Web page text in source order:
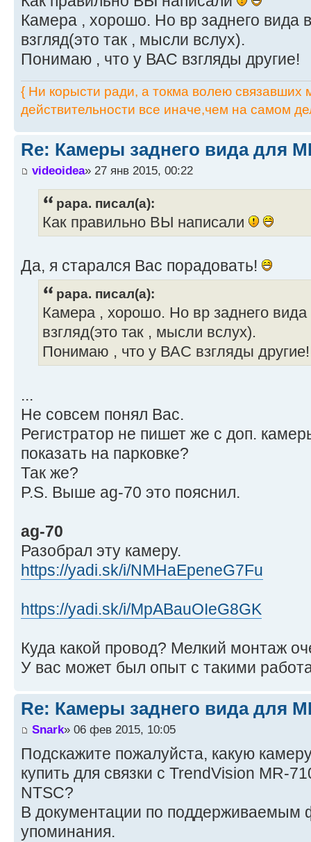
Камера , хорошо. Но вр заднего вида
взгляд(это так , мысли вслух).
Понимаю , что у ВАС взгляды другие!
{ Ни корысти ради, а токма волею связавших
действительности все иначе,чем на самом
Re: Камеры заднего вида для
videoidea» 27 янв 2015, 00:22
papa. писал(а):
Как правильно ВЫ написали
Да, я старался Вас порадовать!
papa. писал(а):
Камера , хорошо. Но вр заднего
взгляд(это так , мысли вслух).
Понимаю , что у ВАС взгляды другие!
...
Не совсем понял Вас.
Регистратор не пишет же с доп.
показать на парковке?
Так же?
P.S. Выше ag-70 это пояснил.
ag-70
Разобрал эту камеру.
https://yadi.sk/i/NMHaEpeneG7Fu
https://yadi.sk/i/MpABauOIeG8GK
Куда какой провод? Мелкий монтаж
У вас может был опыт с такими
Re: Камеры заднего вида для
Snark» 06 фев 2015, 10:05
Подскажите пожалуйста, какую
купить для связки с TrendVision MR-
NTSC?
В документации по
упоминания.